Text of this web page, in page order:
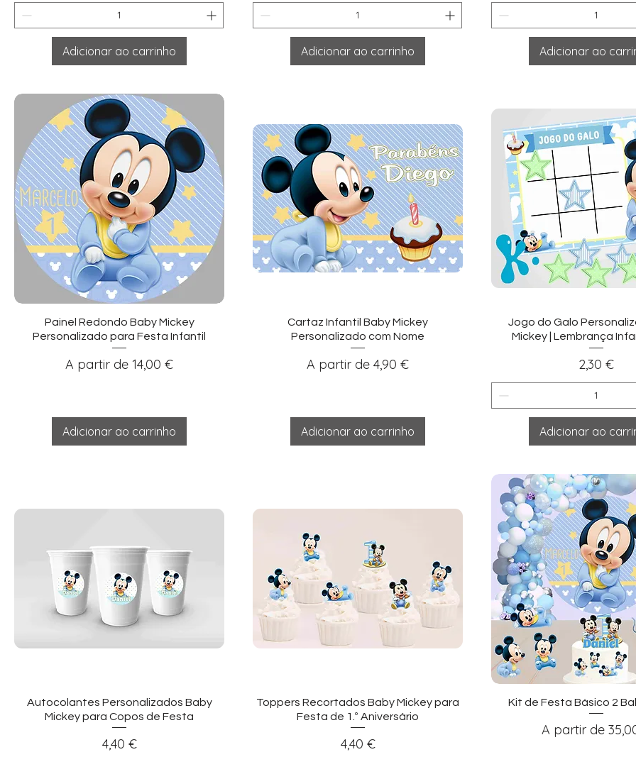
Adicionar ao carrinho Adicionar ao carrinho Adicionar ao
Visualização rápida
Painel Redondo Baby Mickey
Personalizado para Festa Infantil
A partir de 14,00 €
Preço promocional
Adicionar ao carrinho
Visualização rápida
Cartaz Infantil Baby Mickey
Personalizado com Nome
A partir de 4,90 €
Preço promocional
Adicionar ao carrinho
Visualização
Jogo do Galo
Mickey | Lembrança
Preço
2,30 €
Adicionar ao
Visualização rápida
Autocolantes Personalizados Baby
Mickey para Copos de Festa
Preço
4,40 €
Visualização rápida
Toppers Recortados Baby Mickey para
Festa de 1.º Aniversário
Preço
4,40 €
Visualização
Kit de Festa Básico 2
A partir de
Preço